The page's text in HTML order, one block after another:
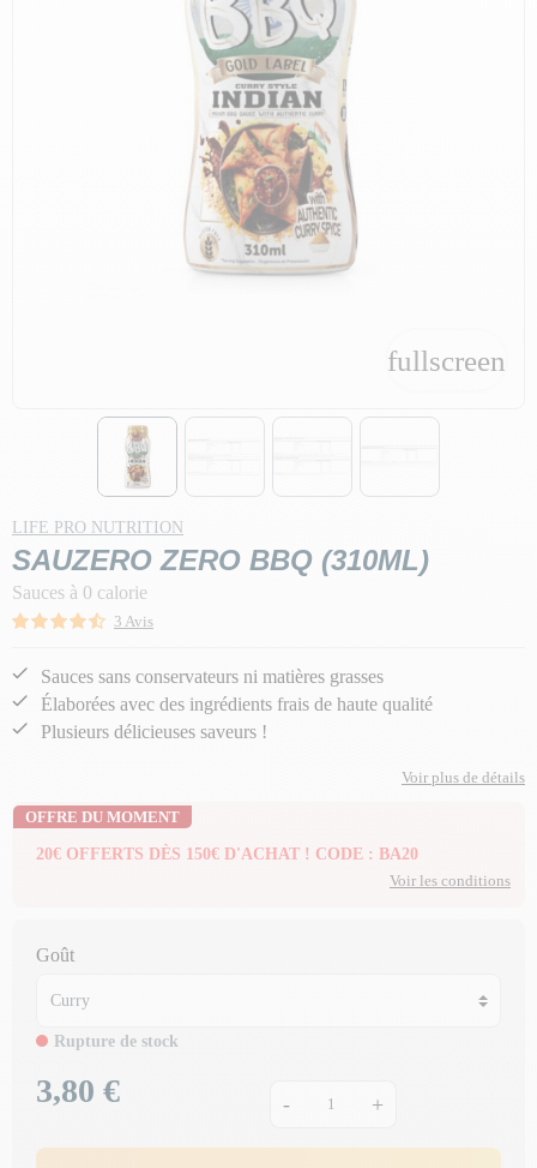
fullscreen
fullscreen
LIFE PRO NUTRITION
SAUZERO ZERO BBQ (310ML)
Sauces à 0 calorie
3 Avis
Sauces sans conservateurs ni matières grasses
Élaborées avec des ingrédients frais de haute qualité
Plusieurs délicieuses saveurs !
Voir plus de détails
OFFRE DU MOMENT
20€ OFFERTS DÈS 150€ D'ACHAT ! CODE : BA20
Voir les conditions
Goût
Rupture de stock
Prix
3,80 € - +